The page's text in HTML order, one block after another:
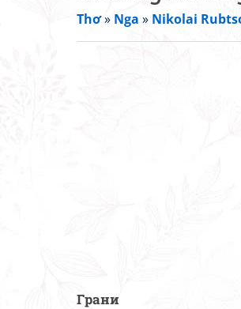
Thơ» Nga » Nikolai
Грани